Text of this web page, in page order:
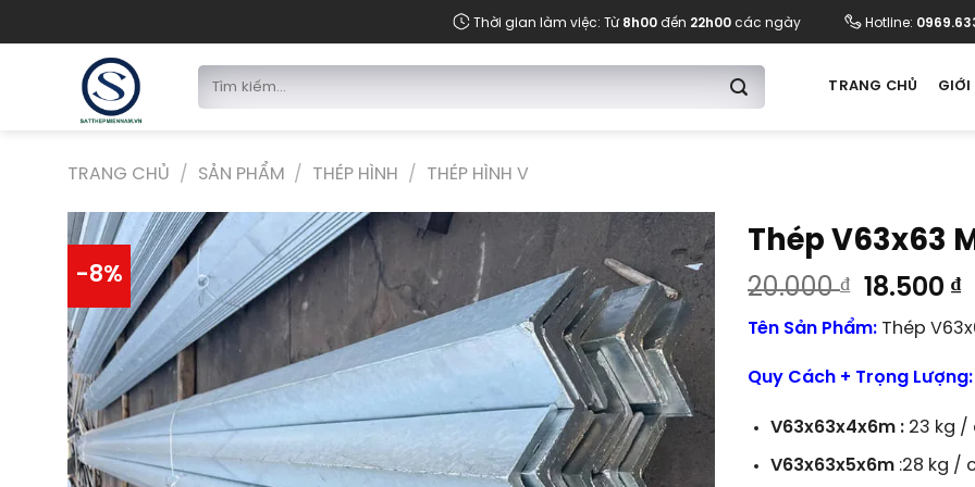
đến
Thời gian làm việc: Từ 8h00 đến 22h00 các ngày Hotline:
Tìm
TRANG CHỦ GIỚI
TRANG CHỦ / SẢN PHẨM / THÉP HÌNH / THÉP HÌNH V
-8%
Thép V63x63
20.000₫
Giá
gốc
là:
20.000 ₫.
18.500₫
Tên Sản Phẩm: Thép
Quy Cách + Trọng Lượng:
V63x63x4x6m :23 kg /
V63x63x5x6m:28 kg /